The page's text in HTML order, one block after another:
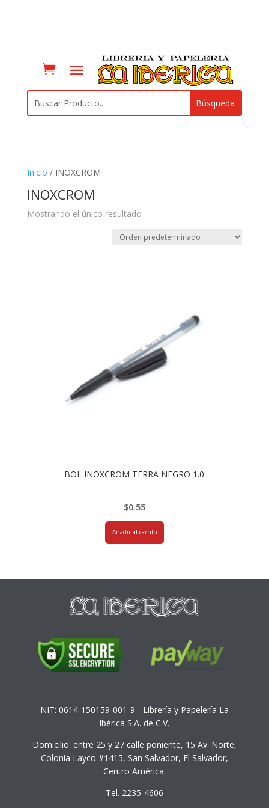
Inicio / INOXCROM
INOXCROM
Mostrando el único resultado
BOL INOXCROM TERRA NEGRO 1.0
$0.55
Añadir al carrito
NIT: 0614-150159-001-9 - Librería y Papelería La
Ibérica S.A. de C.V.
Domicilio: entre 25 y 27 calle poniente, 15 Av. Norte,
Colonia Layco #1415, San Salvador, El Salvador,
Centro América.
Tel. 2235-4606